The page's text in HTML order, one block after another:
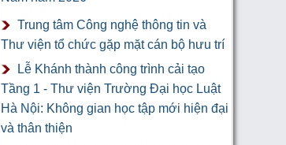
Trung tâm Công nghệ thông tin và
Thư viện tổ chức gặp mặt cán bộ hưu trí
Lễ Khánh thành công trình cải tạo
Tầng 1 - Thư viện Trường Đại học Luật
Hà Nội: Không gian học tập mới hiện đại
và thân thiện